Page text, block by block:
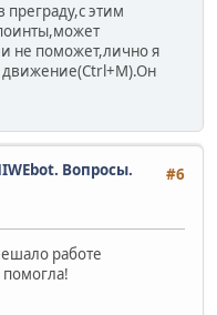
преграду,с этим
не поможет,лично я
движение(Ctrl+M).Он
#6
Вопросы.
работе
помогла!